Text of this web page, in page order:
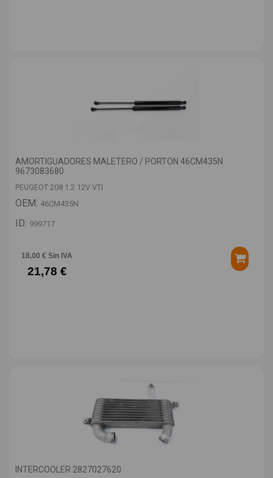
AMORTIGUADORES MALETERO / PORTON 46CM435N
9673083680
PEUGEOT 208 1.2 12V VTI
OEM: 46CM435N
ID: 999717
18,00 € Sin IVA
21,78 €
INTERCOOLER 2827027620